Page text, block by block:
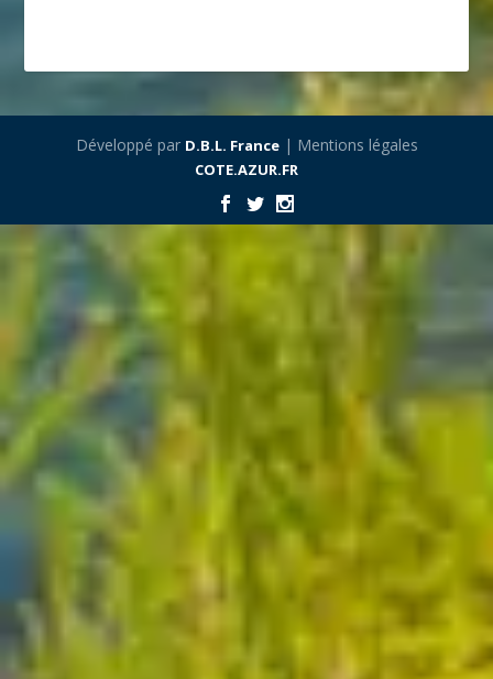
Développé par D.B.L. France| Mentions légales
COTE.AZUR.FR